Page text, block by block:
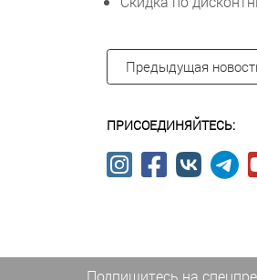
Предыдущая
ПРИСОЕДИНЯЙТЕСЬ:
Подпишитесь на